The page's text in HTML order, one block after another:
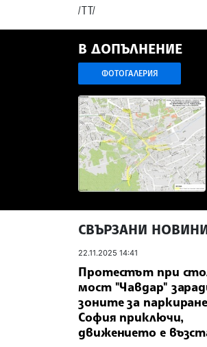
/ТТ/
В ДОПЪЛНЕНИЕ
ФОТОГАЛЕРИЯ
СВЪРЗАНИ
22.11.2025 14:41
Протестът при
мост "Чавдар"
зоните за
София приключи,
движението е